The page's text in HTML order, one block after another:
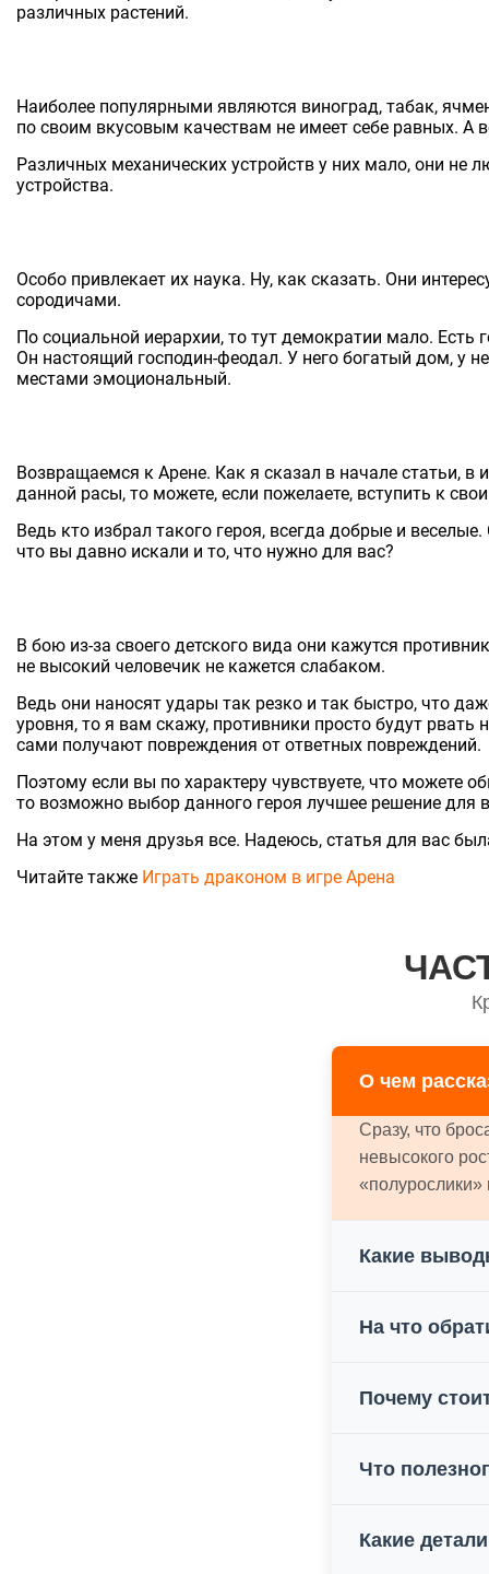
различных растений.
Наиболее популярными являются виноград, табак,
по своим вкусовым качествам не имеет себе равных. А
Различных механических устройств у них мало, они не
устройства.
Особо привлекает их наука. Ну, как сказать. Они
сородичами.
По социальной иерархии, то тут демократии мало. Есть
Он настоящий господин-феодал. У него богатый дом, у
местами эмоциональный.
Возвращаемся к Арене. Как я сказал в начале статьи, в
данной расы, то можете, если пожелаете, вступить к
Ведь кто избрал такого героя, всегда добрые и
что вы давно искали и то, что нужно для вас?
В бою из-за своего детского вида они кажутся
не высокий человечик не кажется слабаком.
Ведь они наносят удары так резко и так быстро, что
уровня, то я вам скажу, противники просто будут
сами получают повреждения от ответных повреждений.
Поэтому если вы по характеру чувствуете, что можете
то возможно выбор данного героя лучшее решение для
На этом у меня друзья все. Надеюсь, статья для вас
Читайте также Играть драконом в игре Арена
О чем
Сразу, что
невысокого
Какие
На что
Почему
Что
Какие